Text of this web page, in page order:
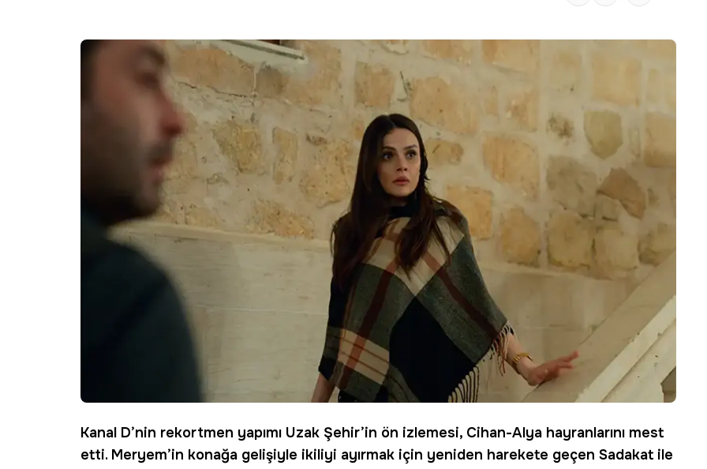
Kanal D’nin rekortmen yapımı Uzak Şehir’in ön izlemesi, Cihan-Alya hayranlarını mest
etti. Meryem’in konağa gelişiyle ikiliyi ayırmak için yeniden harekete geçen Sadakat ile